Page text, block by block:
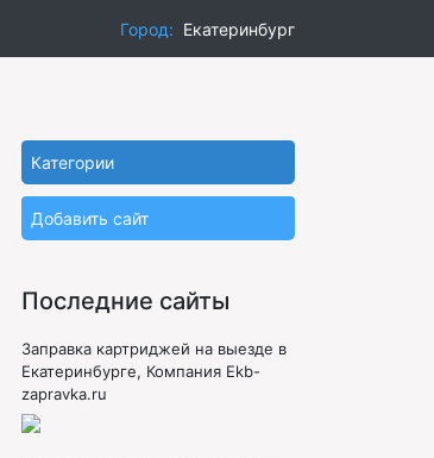
Город: Екатеринбург
Категории
Добавить сайт
Последние сайты
Заправка картриджей на выезде в
Екатеринбурге, Компания Ekb-
zapravka.ru